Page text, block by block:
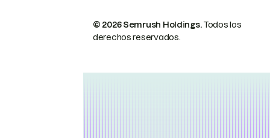
© 2026 Semrush Holdings.Todos los
derechos reservados.